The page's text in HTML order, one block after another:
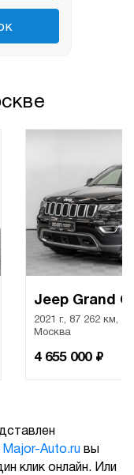
Jeep Grand
2021 г., 87 262 км,
Москва
4 655 000 ₽
Major-Auto.ru вы
клик онлайн. Или